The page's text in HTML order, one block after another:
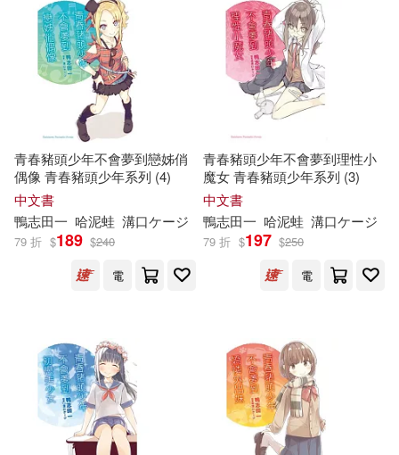
青春豬頭少年不會夢到戀姊俏
偶像 青春豬頭少年系列 (4)
中文書
鴨志田一 哈泥蛙 溝口ケージ
79 折 $189 $240
電
青春豬頭少年不會夢到理性小
魔女 青春豬頭少年系列 (3)
中文書
鴨志田一 哈泥蛙 溝口ケージ
79 折 $197 $250
電